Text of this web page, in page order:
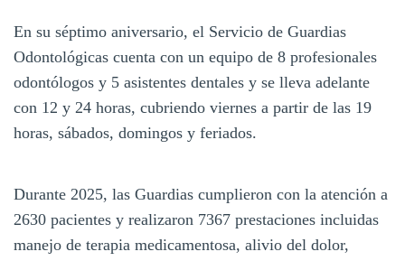
En su séptimo aniversario, el Servicio de Guardias
Odontológicas cuenta con un equipo de 8 profesionales
odontólogos y 5 asistentes dentales y se lleva adelante
con 12 y 24 horas, cubriendo viernes a partir de las 19
horas, sábados, domingos y feriados.
Durante 2025, las Guardias cumplieron con la atención a
2630 pacientes y realizaron 7367 prestaciones incluidas
manejo de terapia medicamentosa, alivio del dolor,